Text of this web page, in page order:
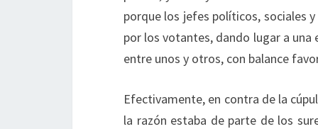
porque los jefes políticos, sociales
por los votantes, dando lugar a una
entre unos y otros, con balance
Efectivamente, en contra de la
la razón estaba de parte de los